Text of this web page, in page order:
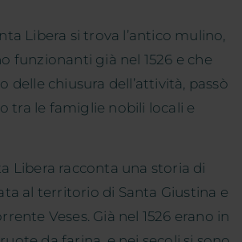
Libera si trova l’antico mulino,
funzionanti già nel 1526 e che
delle chiusura dell’attività, passò
tra le famiglie nobili locali e
Libera racconta una storia di
al territorio di Santa Giustina e
Veses. Già nel 1526 erano in